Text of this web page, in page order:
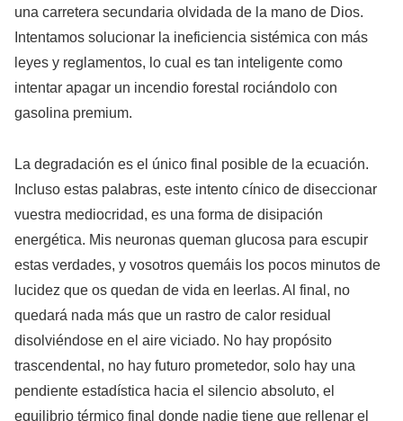
una carretera secundaria olvidada de la mano de Dios.
Intentamos solucionar la ineficiencia sistémica con más
leyes y reglamentos, lo cual es tan inteligente como
intentar apagar un incendio forestal rociándolo con
gasolina premium.
La degradación es el único final posible de la ecuación.
Incluso estas palabras, este intento cínico de diseccionar
vuestra mediocridad, es una forma de disipación
energética. Mis neuronas queman glucosa para escupir
estas verdades, y vosotros quemáis los pocos minutos de
lucidez que os quedan de vida en leerlas. Al final, no
quedará nada más que un rastro de calor residual
disolviéndose en el aire viciado. No hay propósito
trascendental, no hay futuro prometedor, solo hay una
pendiente estadística hacia el silencio absoluto, el
equilibrio térmico final donde nadie tiene que rellenar el